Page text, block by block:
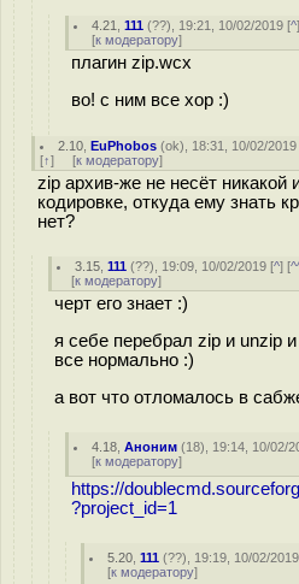
4.21 ,111 (??), 19:21, 10/02/2019 [^
[к модератору]
плагин zip.wcx
во! с ним все хор :)
2.10 ,EuPhobos (ok), 18:31, 10/02/2019
[↑] [к модератору]
zip архив-же не несёт никакой
кодировке, откуда ему знать
нет?
3.15 ,111 (??), 19:09, 10/02/2019 [^] [
[к модератору]
черт его знает :)
я себе перебрал zip и unzip
все нормально :)
а вот что отломалось в
4.18 ,Аноним (18), 19:14, 10/02/
[к модератору]
https://
?project_id=1
5.20 ,111 (??), 19:19, 10/02/
[к модератору]